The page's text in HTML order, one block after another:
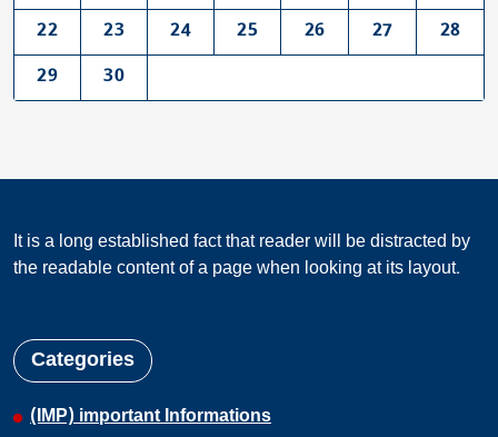
22
23 24 25 26 27
28
29
30
It is a long established fact that reader will be distracted by
the readable content of a page when looking at its layout.
Categories
(IMP) important Informations